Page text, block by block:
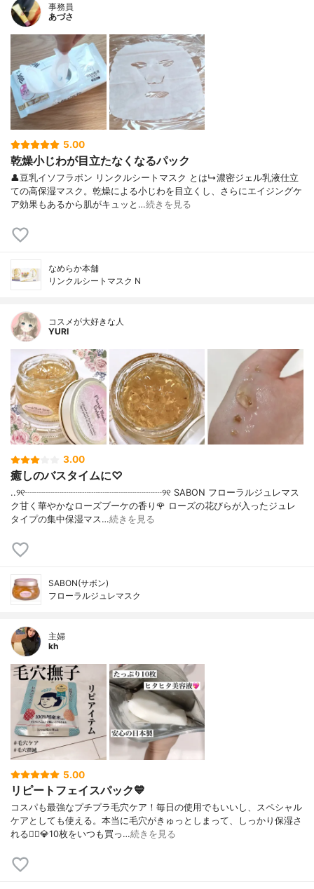
事務員
あづさ
5.00
乾燥小じわが目立たなくなるパック
👤豆乳イソフラボン リンクルシートマスク とは↳濃密ジェル乳液仕立
ての高保湿マスク。乾燥による小じわを目立くし、さらにエイジングケ
ア効果もあるから肌がキュッと…続きを見る
なめらか本舗
リンクルシートマスク N
コスメが大好きな人
YURI
3.00
癒しのバスタイムに♡
..୨୧┈┈┈┈┈┈┈┈┈┈┈┈┈┈┈୨୧ SABON フローラルジュレマス
ク甘く華やかなローズブーケの香り🌹 ローズの花びらが入ったジュレ
タイプの集中保湿マス…続きを見る
SABON(サボン)
フローラルジュレマスク
主婦
kh
5.00
リピートフェイスパック💙
コスパも最強なプチプラ毛穴ケア！毎日の使用でもいいし、スペシャル
ケアとしても使える。本当に毛穴がきゅっとしまって、しっかり保湿さ
れる🙆‍♀️💎10枚をいつも買っ…続きを見る